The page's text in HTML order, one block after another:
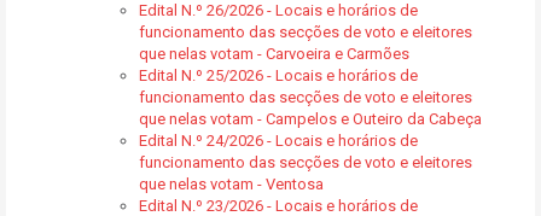
Edital N.º 26/2026 - Locais e horários de
funcionamento das secções de voto e eleitores
que nelas votam - Carvoeira e Carmões
Edital N.º 25/2026 - Locais e horários de
funcionamento das secções de voto e eleitores
que nelas votam - Campelos e Outeiro da Cabeça
Edital N.º 24/2026 - Locais e horários de
funcionamento das secções de voto e eleitores
que nelas votam - Ventosa
Edital N.º 23/2026 - Locais e horários de